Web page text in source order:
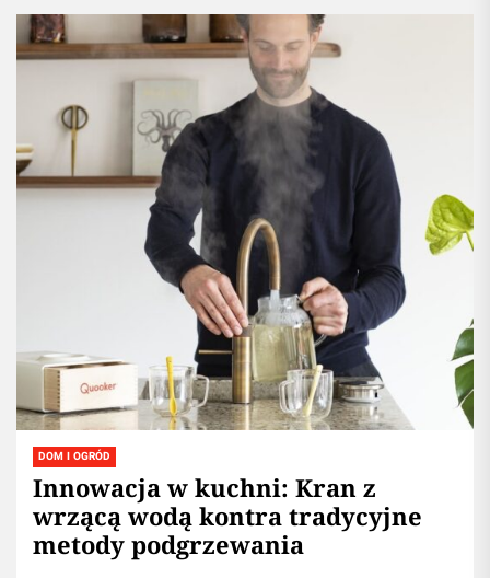
DOM I OGRÓD
Innowacja w kuchni: Kran z
wrzącą wodą kontra tradycyjne
metody podgrzewania